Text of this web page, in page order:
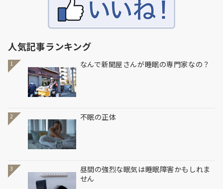
人気記事ランキング
1 なんで新聞屋さんが睡眠の専門家なの？
2 不眠の正体
3
昼間の強烈な眠気は睡眠障害かもしれま
せん